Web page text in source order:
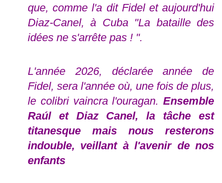
que, comme l'a dit Fidel et aujourd'hui
Diaz-Canel, à Cuba "La bataille des
idées ne s'arrête pas ! ".
L'année 2026, déclarée année de
Fidel, sera l'année où, une fois de plus,
le colibri vaincra l'ouragan. Ensemble
Raúl et Diaz Canel, la tâche est
titanesque mais nous resterons
indouble, veillant à l'avenir de nos
enfants